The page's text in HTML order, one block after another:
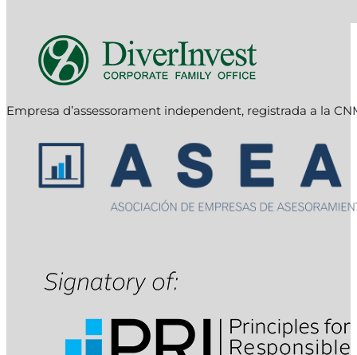
Empresa d’assessorament independent, registrada a la